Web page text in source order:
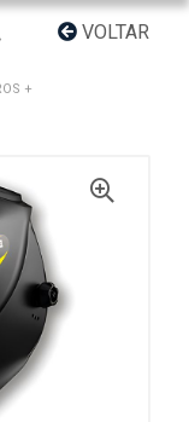
VOLTAR
+